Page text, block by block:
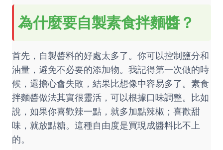
為什麼要自製素食拌麵醬？
首先，自製醬料的好處太多了。你可以控制鹽分和
油量，避免不必要的添加物。我記得第一次做的時
候，還擔心會失敗，結果比想像中容易多了。素食
拌麵醬做法其實很靈活，可以根據口味調整。比如
說，如果你喜歡辣一點，就多加點辣椒；喜歡甜
味，就放點糖。這種自由度是買現成醬料比不上
的。